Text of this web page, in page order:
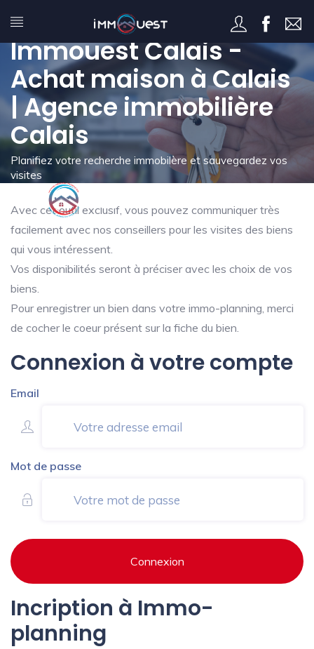
Mon immo-planning -
Immouest Calais -
Achat maison à Calais
| Agence immobilière
Calais
Planifiez votre recherche immobilère et sauvegardez vos
visites
Avec cet outil exclusif, vous pouvez communiquer très
facilement avec nos conseillers pour les visites des biens
qui vous intéressent.
Vos disponibilités seront à préciser avec les choix de vos
biens.
Pour enregistrer un bien dans votre immo-planning, merci
de cocher le coeur présent sur la fiche du bien.
Connexion à votre compte
Email
Mot de passe
Connexion
Incription à Immo-
planning